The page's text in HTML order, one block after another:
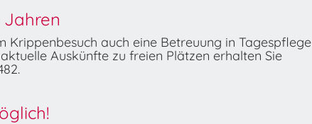
auch eine Betreuung in Tagespflege
Auskünfte zu freien Plätzen erhalten Sie